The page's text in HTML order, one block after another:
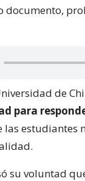
documento,
de
para
las estudiantes
su voluntad